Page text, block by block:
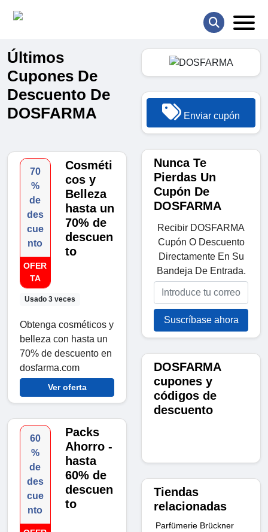
Últimos
Cupones De
Descuento De
DOSFARMA
70
%
de
des
cue
nto
OFER
TA
Usado 3 veces
Cosméti
cos y
Belleza
hasta un
70% de
descuen
to
Obtenga cosméticos y
belleza con hasta un
70% de descuento en
dosfarma.com
Ver oferta
60
%
de
des
cue
nto
Packs
Ahorro -
hasta
60% de
descuen
to
Enviar cupón
Nunca Te
Pierdas Un
Cupón De
DOSFARMA
Recibir DOSFARMA
Cupón O Descuento
Directamente En Su
Bandeja De Entrada.
Suscríbase ahora
DOSFARMA
cupones y
códigos de
descuento
Tiendas
relacionadas
Parfümerie Brückner